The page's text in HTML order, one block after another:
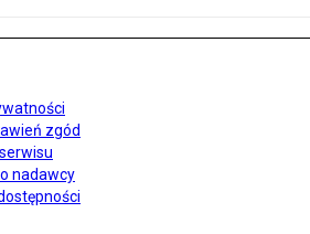
zgód
nadawcy